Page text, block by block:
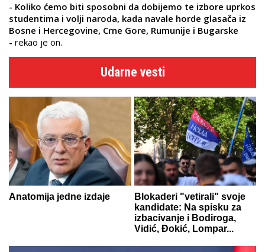
- Koliko ćemo biti sposobni da dobijemo te izbore uprkos
studentima i volji naroda, kada navale horde glasača iz
Bosne i Hercegovine, Crne Gore, Rumunije i Bugarske
- rekao je on.
Udarne vesti
Anatomija jedne izdaje
Blokaderi "vetirali" svoje
kandidate: Na spisku za
izbacivanje i Bodiroga,
Vidić, Đokić, Lompar...